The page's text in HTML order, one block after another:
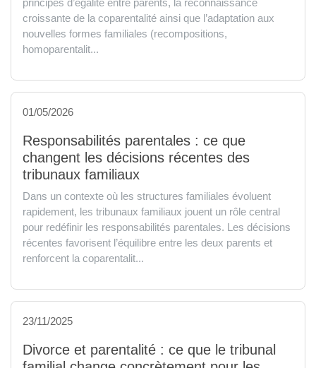
principes d’égalité entre parents, la reconnaissance
croissante de la coparentalité ainsi que l’adaptation aux
nouvelles formes familiales (recompositions,
homoparentalit...
01/05/2026
Responsabilités parentales : ce que
changent les décisions récentes des
tribunaux familiaux
Dans un contexte où les structures familiales évoluent
rapidement, les tribunaux familiaux jouent un rôle central
pour redéfinir les responsabilités parentales. Les décisions
récentes favorisent l’équilibre entre les deux parents et
renforcent la coparentalit...
23/11/2025
Divorce et parentalité : ce que le tribunal